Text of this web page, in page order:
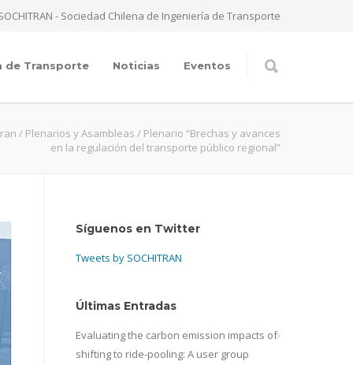
- Sociedad Chilena de Ingeniería de Transporte
de Transporte Noticias Eventos
/ Plenarios y Asambleas / Plenario “Brechas y avances
en la regulación del transporte público regional”
Síguenos en Twitter
Tweets by SOCHITRAN
Últimas Entradas
Evaluating the carbon emission impacts of
shifting to ride-pooling: A user group